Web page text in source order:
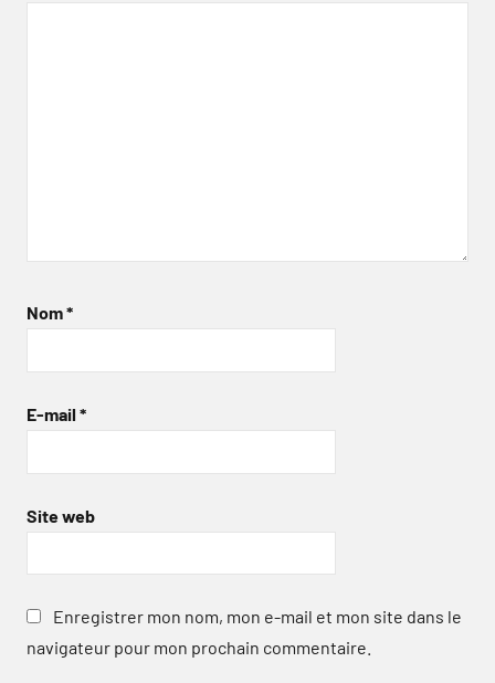
Nom*
E-mail *
Site web
Enregistrer mon nom, mon e-mail et mon site dans le
navigateur pour mon prochain commentaire.